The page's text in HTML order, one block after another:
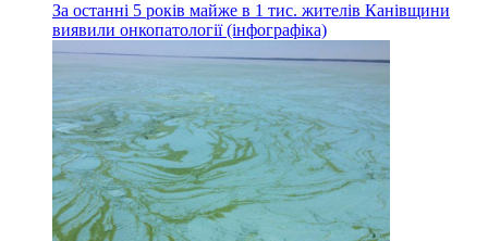
За останні 5 років майже в 1 тис. жителів Канівщини
виявили онкопатології (інфографіка)